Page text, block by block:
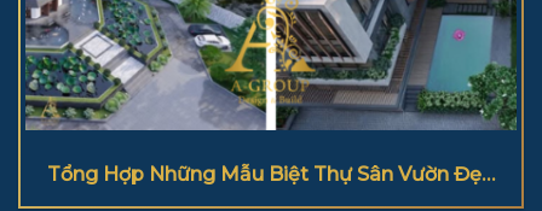
Tổng Hợp Những Mẫu Biệt Thự Sân Vườn Đẹp